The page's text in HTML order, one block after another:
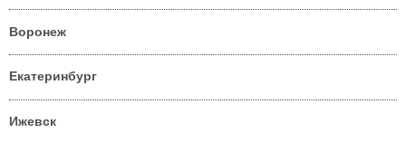
Воронеж
Екатеринбург
Ижевск